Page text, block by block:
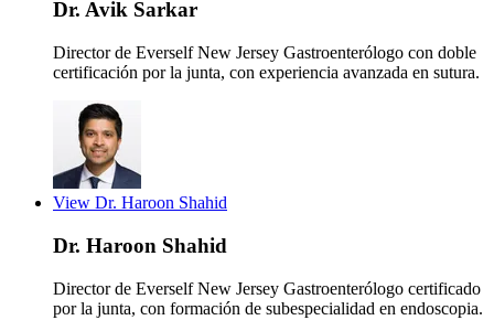
Dr. Avik Sarkar
Director de Everself New Jersey Gastroenterólogo con doble
certificación por la junta, con experiencia avanzada en sutura.
View Dr. Haroon Shahid
Dr. Haroon Shahid
Director de Everself New Jersey Gastroenterólogo certificado
por la junta, con formación de subespecialidad en endoscopia.